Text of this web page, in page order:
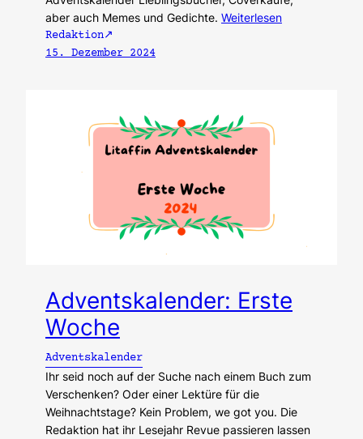
aber auch Memes und Gedichte. Weiterlesen
Redaktion
15. Dezember 2024
Adventskalender: Erste
Woche
Adventskalender
Ihr seid noch auf der Suche nach einem Buch zum
Verschenken? Oder einer Lektüre für die
Weihnachtstage? Kein Problem, we got you. Die
Redaktion hat ihr Lesejahr Revue passieren lassen